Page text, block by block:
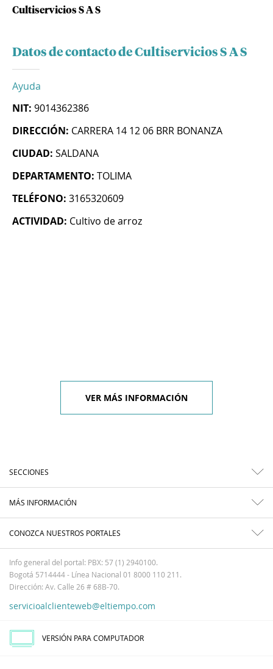
Cultiservicios S A S
Datos de contacto de Cultiservicios S A S
Ayuda
NIT: 9014362386
DIRECCIÓN: CARRERA 14 12 06 BRR BONANZA
CIUDAD: SALDANA
DEPARTAMENTO: TOLIMA
TELÉFONO: 3165320609
ACTIVIDAD: Cultivo de arroz
VER MÁS INFORMACIÓN
SECCIONES
MÁS INFORMACIÓN
CONOZCA NUESTROS PORTALES
Info general del portal: PBX: 57 (1) 2940100.
Bogotá 5714444 - Línea Nacional 01 8000 110 211.
Dirección: Av. Calle 26 # 68B-70.
servicioalclienteweb@eltiempo.com
VERSIÓN PARA COMPUTADOR